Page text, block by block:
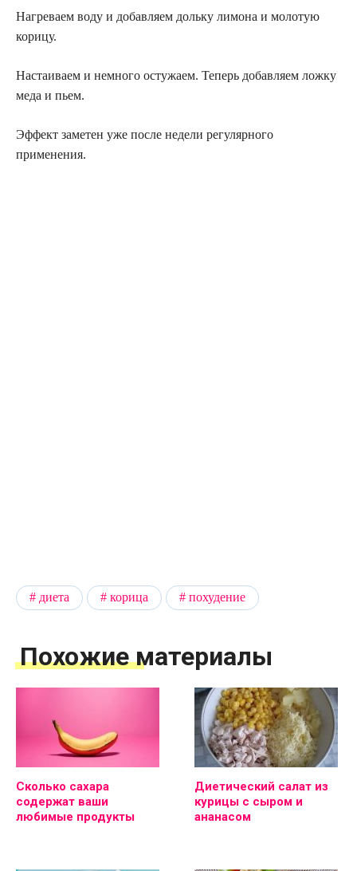
Нагреваем воду и добавляем дольку лимона и молотую
корицу.
Настаиваем и немного остужаем. Теперь добавляем ложку
меда и пьем.
Эффект заметен уже после недели регулярного
применения.
диета корица похудение
Похожие материалы
Сколько сахара
содержат ваши
любимые продукты
Диетический салат из
курицы с сыром и
ананасом